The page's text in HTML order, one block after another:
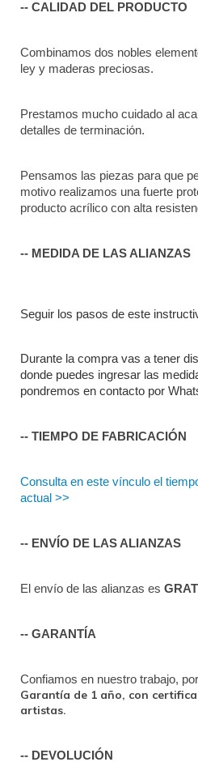
-- CALIDAD DEL PRODUCTO
Combinamos dos nobles
ley y maderas preciosas.
Prestamos mucho cuidado al
detalles de terminación.
Pensamos las piezas para que
motivo realizamos una fuerte
producto acrílico con alta
-- MEDIDA DE LAS ALIANZAS
Seguir los pasos de este
Durante la compra vas a tener
donde puedes ingresar las
pondremos en contacto por
-- TIEMPO DE FABRICACIÓN
Consulta en este vínculo el
actual >>
-- ENVÍO DE LAS ALIANZAS
El envío de las alianzas es
-- GARANTÍA
Garantía de 1 año, con
artistas.
-- DEVOLUCIÓN